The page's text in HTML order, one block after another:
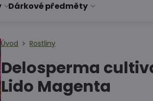
Dárkové předměty
Úvod Rostliny
Delosperma
Lido Magenta